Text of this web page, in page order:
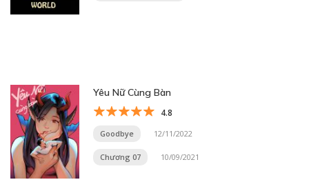
Yêu Nữ Cùng Bàn
4.8
Goodbye 12/11/2022
Chương 07 10/09/2021